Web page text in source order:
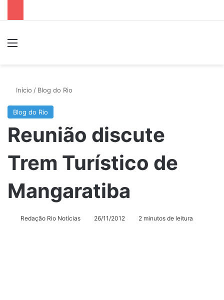
Início / Blog do Rio
Blog do Rio
Reunião discute
Trem Turístico de
Mangaratiba
Redação Rio Notícias 26/11/2012 2 minutos de leitura